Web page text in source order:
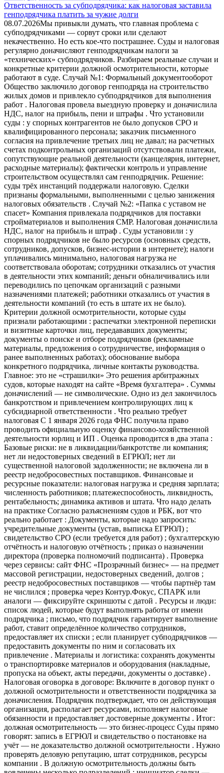
Ответственность за субподрядчика: как налоговая заставила
генподрядчика платить за чужие долги
08.07.2026Мы привыкли думать, что главная проблема с
субподрядчиками — сорвут сроки или сделают
некачественно. Но есть кое-что пострашнее. Суды и налоговая
регулярно доначисляют генподрядчикам налоги за
«технических» субподрядчиков. Разбираем реальные случаи и
конкретные критерии должной осмотрительности, которые
работают в суде. Случай №1: Формальный документооборот
Общество заключило договор генподряда на строительство
жилых домов и привлекло субподрядчиков для выполнения
работ . Налоговая провела выездную проверку и доначислила
НДС, налог на прибыль, пени и штрафы . Что установили
суды : у спорных контрагентов не было допусков СРО и
квалифицированного персонала; заказчик письменного
согласия на привлечение третьих лиц не давал; на расчетных
счетах подконтрольных организаций отсутствовали платежи,
сопутствующие реальной деятельности (канцелярия, интернет,
расходные материалы); фактически контроль и управление
строительством осуществлял сам генподрядчик. Решение:
суды трёх инстанций поддержали налоговую. Сделки
признаны формальными, выполненными с целью занижения
налоговых обязательств . Случай №2: «Папка с уставом не
спасет» Компания привлекала подрядчиков для поставки
стройматериалов и выполнения СМР. Налоговая доначислила
НДС, налог на прибыль и штраф . Суды установили : у
спорных подрядчиков не было ресурсов (основных средств,
сотрудников, допусков, бизнес-истории в интернете); налоги
уплачивались минимально, налоговая нагрузка не
соответствовала оборотам; сотрудники отказались от участия
в деятельности этих компаний; деньги обналичивались или
переводились по цепочкам организаций с разными
назначениями платежей; работники отказались от участия в
деятельности компаний (то есть в штате их не было).
Критерии должной осмотрительности, которые суды
признали работающими : распечатки электронной переписки
и визитные карточки лиц, передававших документы;
документы о поиске и отборе подрядчиков (рекламные
материалы, предложения о сотрудничестве, информация о
ранее выполненных работах); обоснование выбора
конкретного подрядчика, личные контакты руководства.
Главное: это не «страшилки» Это решения арбитражных
судов, которые находят на сайте «Время бухгалтера» . Суммы
доначислений — не символические. Одно из дел закончилось
банкротством и привлечением контролирующих лиц к
субсидиарной ответственности . Что реально требует
налоговая С 1 января 2026 года ФНС получила право
проводить официальную оценку финансово-хозяйственной
деятельности юрлиц и ИП . Оценка проводится в два этапа :
Базовые риски: не в ликвидации/банкротстве ли компания;
нет ли недостоверных сведений в ЕГРЮЛ; нет ли
существенной налоговой задолженности; не включена ли в
реестр недобросовестных поставщиков. Финансовые и
ресурсные показатели: налоговая нагрузка и средняя зарплата;
численность работников; платежеспособность, ликвидность,
рентабельность; динамика активов и штата. Что надо делать
на практике Согласно разъяснениям судов и РБК, вот что
реально работает : Документы, которые надо запросить:
учредительные документы (устав, выписка ЕГРЮЛ) ;
свидетельство СРО (если требуется для работ) ; бухгалтерскую
отчётность и налоговую отчётность ; приказ о назначении
директора (проверка полномочий подписанта) . Проверка
через сервисы: сайт ФНС «Прозрачный бизнес» — на предмет
массовой регистрации, недостоверных сведений, долгов ;
реестр недобросовестных поставщиков — чтобы партнёр там
не числился ; проверка через Контур.Фокус, СПАРК или
аналоги — фиксируйте скриншоты с датой . Ресурсы и люди:
список людей, которые будут выполнять работы от имени
подрядчика ; письмо, что подрядчик гарантирует выполнение
работ, ставит определённое количество сотрудников,
предоставляет их списки ; если планирует субподрядчиков —
предоставить документы по ним и согласовать их
привлечение . Материалы и логистика: сохранять документы
о транспортировке материалов и оборудования (накладные,
пропуска на объект, акты передачи, документы о доставке) .
Налоговая оговорка в договоре: Включите в договор пункт о
должной осмотрительности и ответственности подрядчика за
доначисления. Подрядчик подтверждает, что он действующая
организация, располагает ресурсами, исполняет налоговые
обязанности и предоставляет достоверные документы . Итог:
должная осмотрительность — это бизнес-процесс Суды прямо
говорят: запись в ЕГРЮЛ и свидетельство о постановке на
учёт — не доказательство должной осмотрительности . Нужно
проверять деловую репутацию, штат сотрудников, ресурсы
компании . В должную осмотрительность должны быть